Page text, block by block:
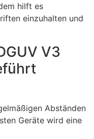
hilft es
einzuhalten und
V3
Abständen
Geräte wird eine